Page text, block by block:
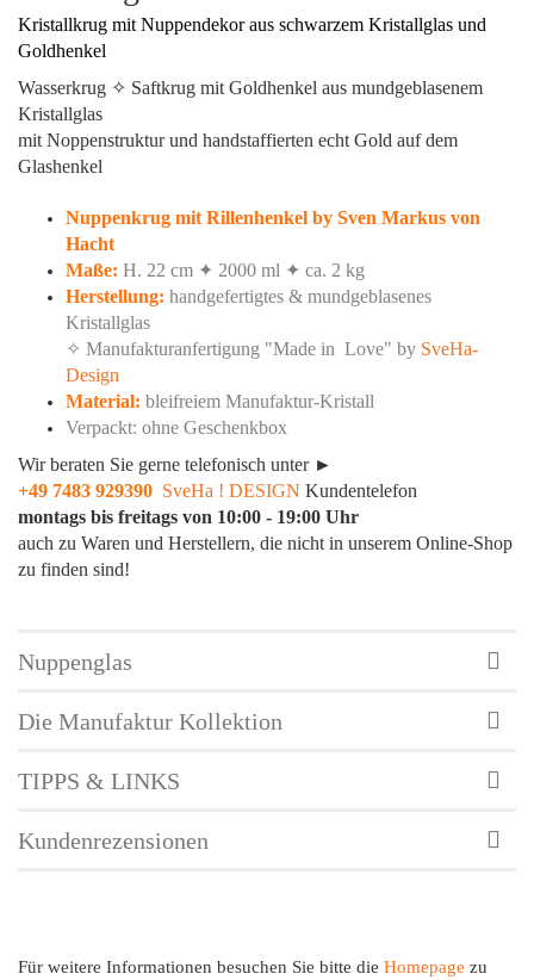
Kristallkrug mit Nuppendekor aus schwarzem Kristallglas und
Goldhenkel
Wasserkrug ✧ Saftkrug mit Goldhenkel aus mundgeblasenem
Kristallglas
mit Noppenstruktur und handstaffierten echt Gold auf dem
Glashenkel
Nuppenkrug mit Rillenhenkel by Sven Markus von
Hacht
Maße: H. 22 cm ✦ 2000 ml ✦ ca. 2 kg
Herstellung: handgefertigtes & mundgeblasenes
Kristallglas
✧ Manufakturanfertigung "Made in Love" by SveHa-
Design
Material: bleifreiem Manufaktur-Kristall
Verpackt: ohne Geschenkbox
Wir beraten Sie gerne telefonisch unter ►
+49 7483 929390 SveHa ! DESIGN Kundentelefon
montags bis freitags von 10:00 - 19:00 Uhr
auch zu Waren und Herstellern, die nicht in unserem Online-Shop
zu finden sind!
Nuppenglas
Die Manufaktur Kollektion
TIPPS & LINKS
Kundenrezensionen
Für weitere Informationen besuchen Sie bitte die Homepage zu